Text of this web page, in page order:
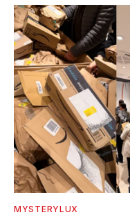
MYSTERYLUX